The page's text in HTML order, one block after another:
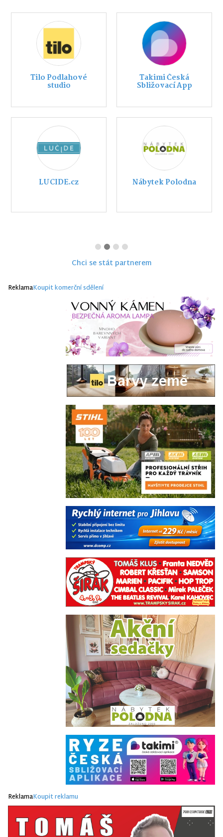
Tilo Podlahové
studio
Takimi Česká
Sbližovací App
LUCIDE.cz Nábytek Polodna
Chci se stát partnerem
ReklamaKoupit komerční sdělení
ReklamaKoupit reklamu